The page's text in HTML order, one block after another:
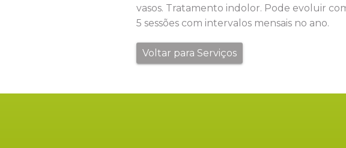
vasos. Tratamento indolor. Pode evoluir
5 sessões com intervalos mensais no ano.
Voltar para Serviços